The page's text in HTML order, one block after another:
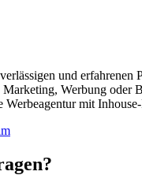
und erfahrenen
Werbung oder
mit